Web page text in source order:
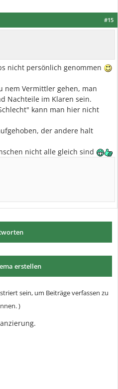
#15
nicht persönlich genommen
nem Vermittler gehen, man
Nachteile im Klaren sein.
kann man hier nicht
der andere halt
nicht alle gleich sind
erstellen
sein, um Beiträge verfassen zu
)